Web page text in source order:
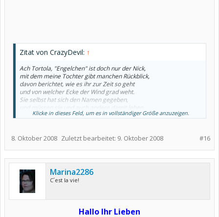
Zitat von CrazyDevil: ↑
Ach Tortola, "Engelchen" ist doch nur der Nick,
mit dem meine Tochter gibt manchen Rückblick,
davon berichtet, wie es ihr zur Zeit so geht
und von welcher Ecke der Wind grad weht.
Sie selbst hat sich den Namen gegeben,
und müssen sie und auch andere damit leben.
Ich persönlich finde das nicht schlimm,
sollten sie dich statt Oma "Tortola" nennen.
deshalb sag ich dazu jetzt einfach "Amen".
Klicke in dieses Feld, um es in vollständiger Größe anzuzeigen.
#16
8. Oktober 2008 Zuletzt bearbeitet: 9. Oktober 2008
Marina2286
C´est la vie!
Hallo Ihr Lieben